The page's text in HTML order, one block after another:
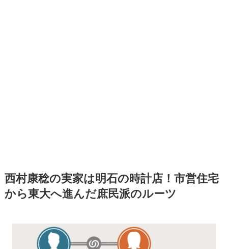
西村康稔の実家は明石の時計店！市営住宅
から東大へ進んだ庶民派のルーツ